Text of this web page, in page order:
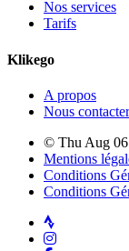
Nos services
Tarifs
Klikego
A propos
Nous contacter
© Thu Aug
Mentions
Conditions
Conditions
Strava
Instagram